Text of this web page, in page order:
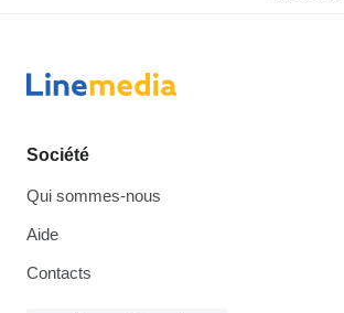
Société
Qui sommes-nous
Aide
Contacts